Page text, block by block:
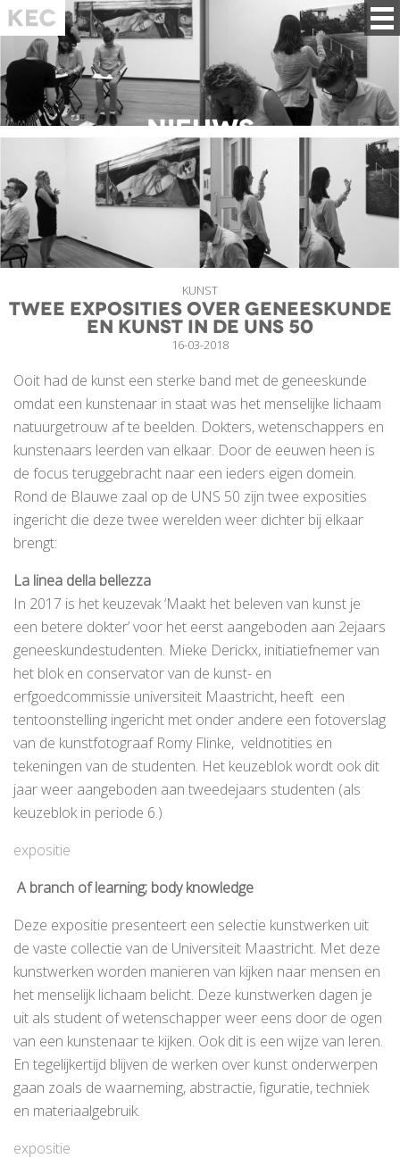
NIEUWS
KUNST
Twee exposities over geneeskunde
en kunst in de UNS 50
16-03-2018
Ooit had de kunst een sterke band met de geneeskunde
omdat een kunstenaar in staat was het menselijke lichaam
natuurgetrouw af te beelden. Dokters, wetenschappers en
kunstenaars leerden van elkaar. Door de eeuwen heen is
de focus teruggebracht naar een ieders eigen domein.
Rond de Blauwe zaal op de UNS 50 zijn twee exposities
ingericht die deze twee werelden weer dichter bij elkaar
brengt:
La linea della bellezza
In 2017 is het keuzevak ‘Maakt het beleven van kunst je
een betere dokter’ voor het eerst aangeboden aan 2ejaars
geneeskundestudenten. Mieke Derickx, initiatiefnemer van
het blok en conservator van de kunst- en
erfgoedcommissie universiteit Maastricht, heeft een
tentoonstelling ingericht met onder andere een fotoverslag
van de kunstfotograaf Romy Flinke, veldnotities en
tekeningen van de studenten. Het keuzeblok wordt ook dit
jaar weer aangeboden aan tweedejaars studenten (als
keuzeblok in periode 6.)
expositie
Abranch of learning; body knowledge
Deze expositie presenteert een selectie kunstwerken uit
de vaste collectie van de Universiteit Maastricht. Met deze
kunstwerken worden manieren van kijken naar mensen en
het menselijk lichaam belicht. Deze kunstwerken dagen je
uit als student of wetenschapper weer eens door de ogen
van een kunstenaar te kijken. Ook dit is een wijze van leren.
En tegelijkertijd blijven de werken over kunst onderwerpen
gaan zoals de waarneming, abstractie, figuratie, techniek
en materiaalgebruik.
expositie